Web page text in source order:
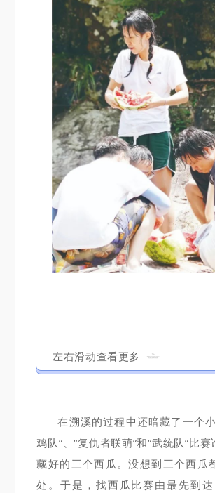
左右滑动查看更多
在溯溪的过程中还暗藏了一个
鸡队”、“复仇者联萌”和“武统队”比
藏好的三个西瓜。没想到三个西瓜
处。于是，找西瓜比赛由最先到